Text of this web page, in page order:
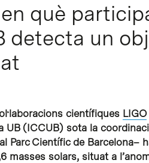
què
detecta un
científiques LIGO
UB (ICCUB) sota la
Parc Científic de Barcelona–
masses solars, situat a